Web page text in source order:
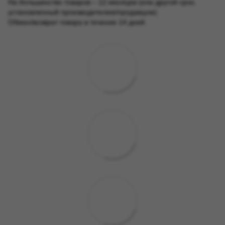
На большинство товаров – 12 месяцев (или другой срок,
установленный производителем/продавцом).
Обмен/возврат товара в течение 14 дней.